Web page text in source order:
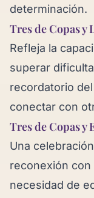
determinación.
Tres de Copas y
Refleja la
superar
recordatorio
conectar con
Tres de Copas y
Una
reconexión con
necesidad de